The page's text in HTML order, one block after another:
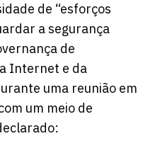
de “esforços
a segurança
de
Internet e da
uma reunião em
um meio de